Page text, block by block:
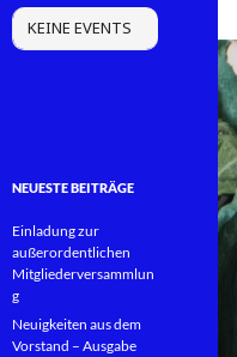
KEINE EVENTS
NEUESTE BEITRÄGE
Einladung zur
außerordentlichen
Mitgliederversammlun
g
Neuigkeiten aus dem
Vorstand – Ausgabe